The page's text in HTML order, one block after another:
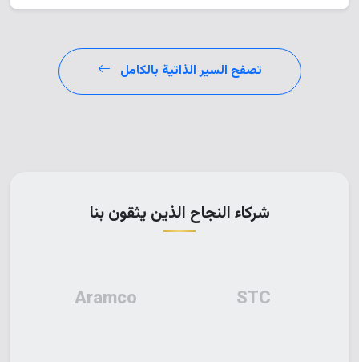
تصفح السير الذاتية بالكامل
شركاء النجاح الذين يثقون بنا
STC
Aramco